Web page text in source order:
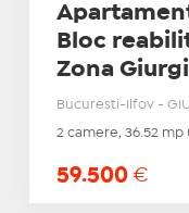
Bloc
Zona
Bucuresti-Ilfov -
2 camere, 36.52 mp
59.500 €